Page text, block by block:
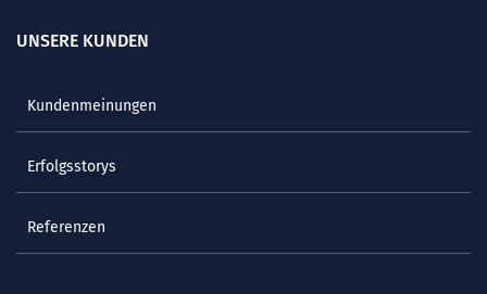
UNSERE KUNDEN
Kundenmeinungen
Erfolgsstorys
Referenzen